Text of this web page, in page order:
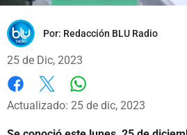
Por: Redacción BLU Radio
25 de Dic, 2023
Facebook
X
Actualizado: 25 de dic, 2023